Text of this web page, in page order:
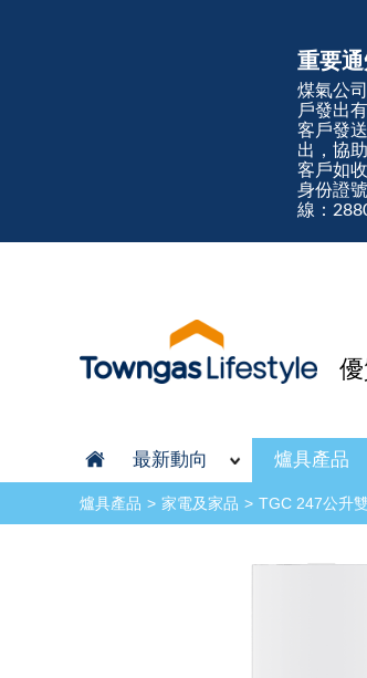
重要通
煤氣公
戶發出
客戶發
出，協
客戶如
身份證
線：
最新動向 爐具產品
爐具產品 家電及家品 TGC 247公升